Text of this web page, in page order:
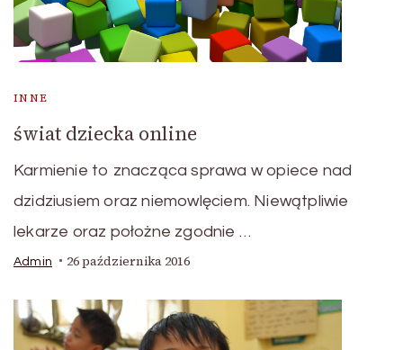
INNE
świat dziecka online
Karmienie to znacząca sprawa w opiece nad
dzidziusiem oraz niemowlęciem. Niewątpliwie
lekarze oraz położne zgodnie …
Admin 26 października 2016